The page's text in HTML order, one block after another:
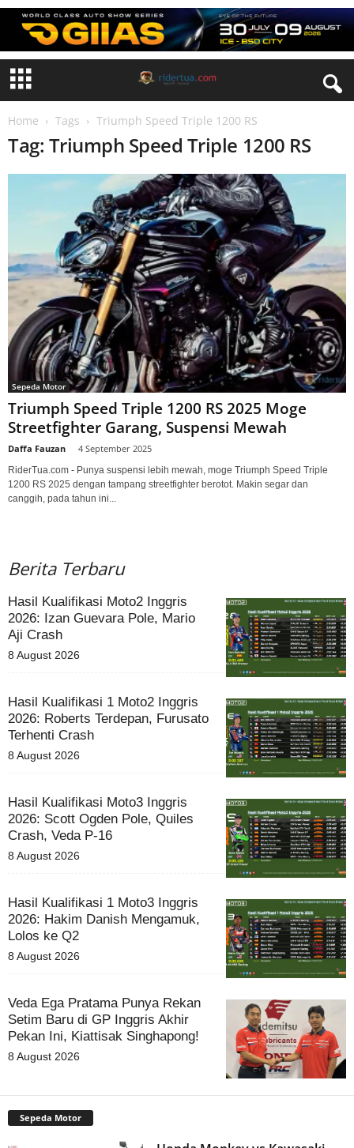
Home Tags Triumph Speed ​​Triple 1200 RS
Tag: Triumph Speed ​​Triple 1200 RS
Sepeda Motor
Triumph Speed ​​Triple 1200 RS 2025 Moge
Streetfighter Garang, Suspensi Mewah
Daffa Fauzan 4 September 2025
RiderTua.com - Punya suspensi lebih mewah, moge Triumph Speed ​​Triple
1200 RS 2025 dengan tampang streetfighter berotot. Makin segar dan
canggih, pada tahun ini...
Berita Terbaru
Hasil Kualifikasi Moto2 Inggris
2026: Izan Guevara Pole, Mario
Aji Crash
8 August 2026
Hasil Kualifikasi 1 Moto2 Inggris
2026: Roberts Terdepan, Furusato
Terhenti Crash
8 August 2026
Hasil Kualifikasi Moto3 Inggris
2026: Scott Ogden Pole, Quiles
Crash, Veda P-16
8 August 2026
Hasil Kualifikasi 1 Moto3 Inggris
2026: Hakim Danish Mengamuk,
Lolos ke Q2
8 August 2026
Veda Ega Pratama Punya Rekan
Setim Baru di GP Inggris Akhir
Pekan Ini, Kiattisak Singhapong!
8 August 2026
Sepeda Motor